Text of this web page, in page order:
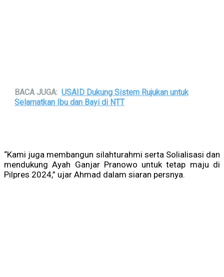
BACA JUGA: USAID Dukung Sistem Rujukan untuk
Selamatkan Ibu dan Bayi di NTT
“Kami juga membangun silahturahmi serta Solialisasi dan
mendukung Ayah Ganjar Pranowo untuk tetap maju di
Pilpres 2024,” ujar Ahmad dalam siaran persnya.